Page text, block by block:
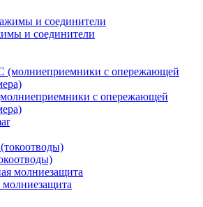
и соединители
с опережающей